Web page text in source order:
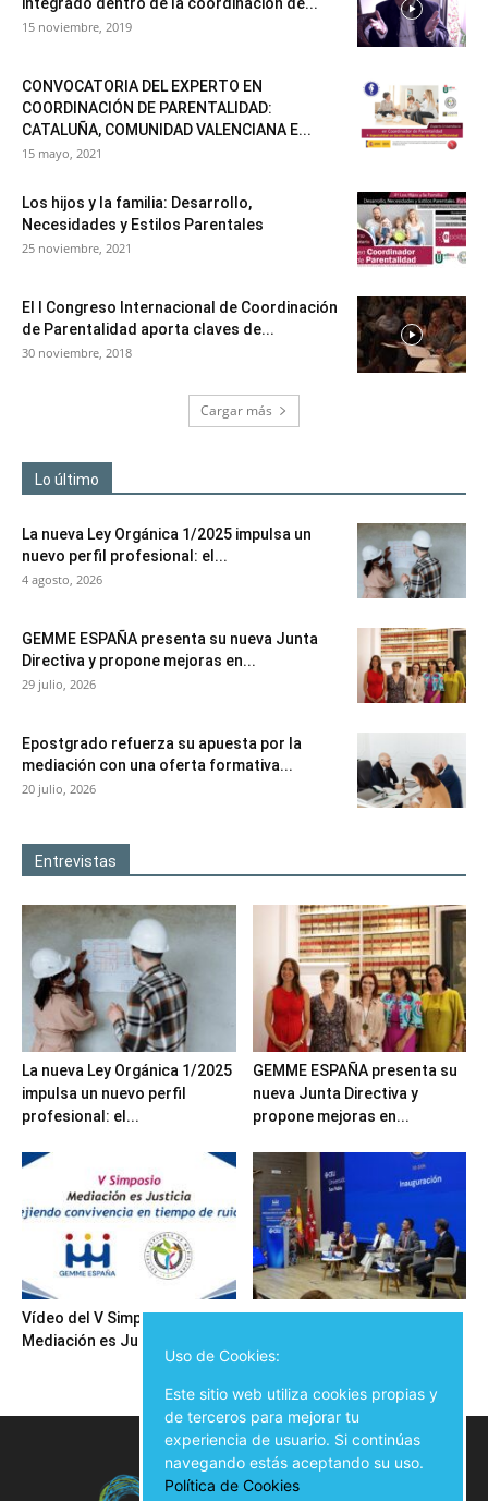
15 noviembre, 2019
CONVOCATORIA DEL EXPERTO EN
COORDINACIÓN DE PARENTALIDAD:
CATALUÑA, COMUNIDAD VALENCIANA E...
15 mayo, 2021
Los hijos y la familia: Desarrollo,
Necesidades y Estilos Parentales
25 noviembre, 2021
El I Congreso Internacional de Coordinación
de Parentalidad aporta claves de...
30 noviembre, 2018
Cargar más
Lo último
La nueva Ley Orgánica 1/2025 impulsa un
nuevo perfil profesional: el...
4 agosto, 2026
GEMME ESPAÑA presenta su nueva Junta
Directiva y propone mejoras en...
29 julio, 2026
Epostgrado refuerza su apuesta por la
mediación con una oferta formativa...
20 julio, 2026
Entrevistas
La nueva Ley Orgánica 1/2025
impulsa un nuevo perfil
profesional: el...
GEMME ESPAÑA presenta su
nueva Junta Directiva y
propone mejoras en...
Vídeo del V Simposio
Mediación es Justicia
Inauguración del V Simposio
Uso de Cookies:
Este sitio web utiliza cookies propias y
de terceros para mejorar tu
experiencia de usuario. Si continúas
navegando estás aceptando su uso.
Política de Cookies